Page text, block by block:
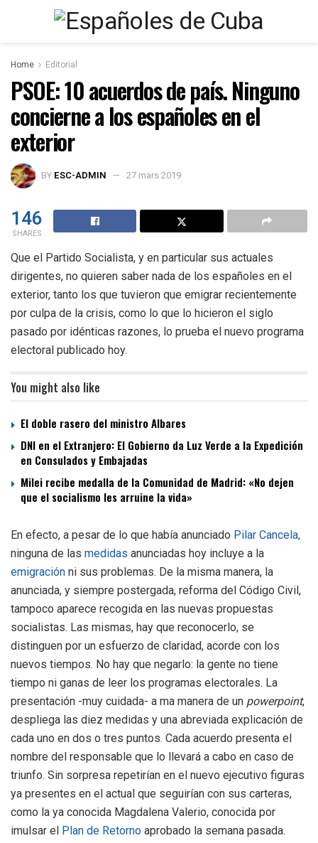
Home Editorial
PSOE: 10 acuerdos de país. Ninguno
concierne a los españoles en el
exterior
BY ESC-ADMIN 27 mars 2019
146
SHARES
Que el Partido Socialista, y en particular sus actuales
dirigentes, no quieren saber nada de los españoles en el
exterior, tanto los que tuvieron que emigrar recientemente
por culpa de la crisis, como lo que lo hicieron el siglo
pasado por idénticas razones, lo prueba el nuevo programa
electoral publicado hoy.
You might also like
El doble rasero del ministro Albares
DNI en el Extranjero: El Gobierno da Luz Verde a la Expedición
en Consulados y Embajadas
Milei recibe medalla de la Comunidad de Madrid: «No dejen
que el socialismo les arruine la vida»
En efecto, a pesar de lo que había anunciado Pilar Cancela,
ninguna de las medidas anunciadas hoy incluye a la
emigración ni sus problemas. De la misma manera, la
anunciada, y siempre postergada, reforma del Código Civil,
tampoco aparece recogida en las nuevas propuestas
socialistas. Las mismas, hay que reconocerlo, se
distinguen por un esfuerzo de claridad, acorde con los
nuevos tiempos. No hay que negarlo: la gente no tiene
tiempo ni ganas de leer los programas electorales. La
presentación -muy cuidada- a ma manera de un powerpoint,
despliega las diez medidas y una abreviada explicación de
cada uno en dos o tres puntos. Cada acuerdo presenta el
nombre del responsable que lo llevará a cabo en caso de
triunfo. Sin sorpresa repetirían en el nuevo ejecutivo figuras
ya presentes en el actual que seguirían con sus carteras,
como la ya conocida Magdalena Valerio, conocida por
imulsar el Plan de Retorno aprobado la semana pasada.